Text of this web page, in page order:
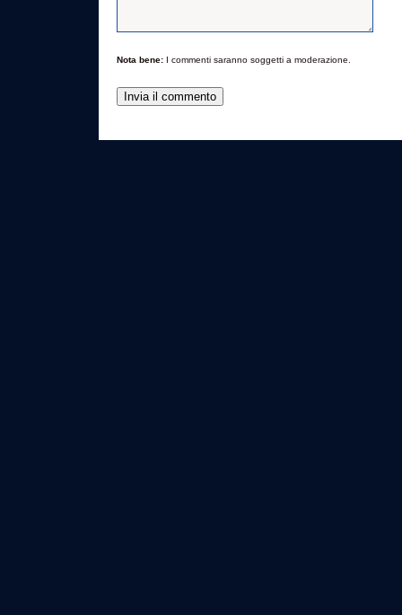
Nota bene: I commenti saranno soggetti a moderazione.